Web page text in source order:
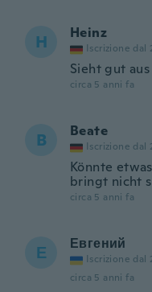
H Heinz
Iscrizione dal
Sieht gut aus
circa 5 anni fa
B Beate
Iscrizione dal
Könnte
bringt nicht
circa 5 anni fa
Е Евгений
Iscrizione dal
circa 5 anni fa